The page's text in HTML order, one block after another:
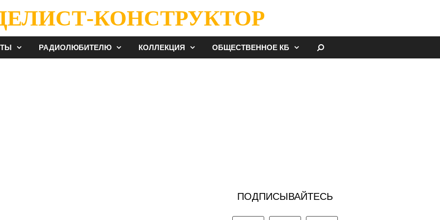
КОНСТРУКТОР
РАДИОЛЮБИТЕЛЮ КОЛЛЕКЦИЯ ОБЩЕСТВЕННОЕ КБ
ПОДПИСЫВАЙТЕСЬ